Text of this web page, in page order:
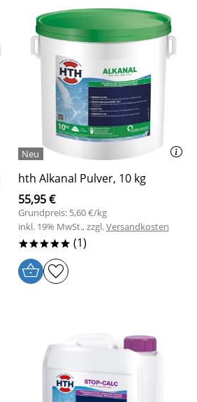
hth Alkanal Pulver, 10 kg
55,95 €
Grundpreis: 5,60 €/kg
inkl. 19% MwSt., zzgl.Versandkosten
***** (1)